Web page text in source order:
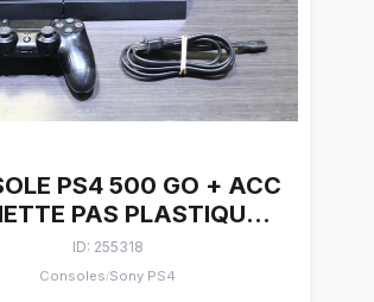
PS4 500 GO + ACC
PAS PLASTIQUE 2
SONY CHU-
1115A
ID: 255318
Consoles/Sony PS4